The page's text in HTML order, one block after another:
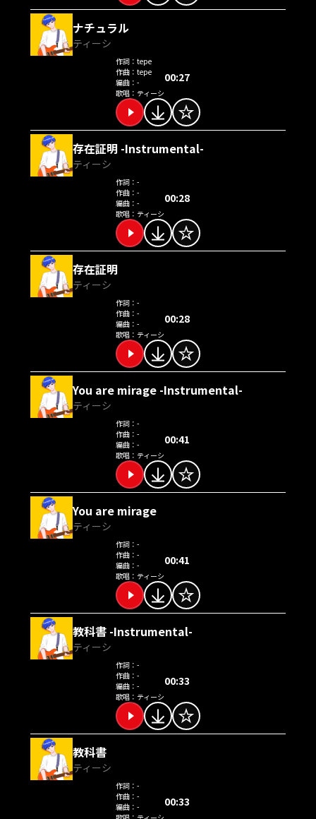
ナチュラル
ティーシ
作詞： tepe
作曲： tepe
編曲： -
歌唱： ティーシ
00:27
存在証明 -Instrumental-
ティーシ
作詞： -
作曲： -
編曲： -
歌唱： ティーシ
00:28
存在証明
ティーシ
作詞： -
作曲： -
編曲： -
歌唱： ティーシ
00:28
You are mirage -Instrumental-
ティーシ
作詞： -
作曲： -
編曲： -
歌唱： ティーシ
00:41
You are mirage
ティーシ
作詞： -
作曲： -
編曲： -
歌唱： ティーシ
00:41
教科書 -Instrumental-
ティーシ
作詞： -
作曲： -
編曲： -
歌唱： ティーシ
00:33
教科書
ティーシ
作詞： -
作曲： -
編曲： -
00:33